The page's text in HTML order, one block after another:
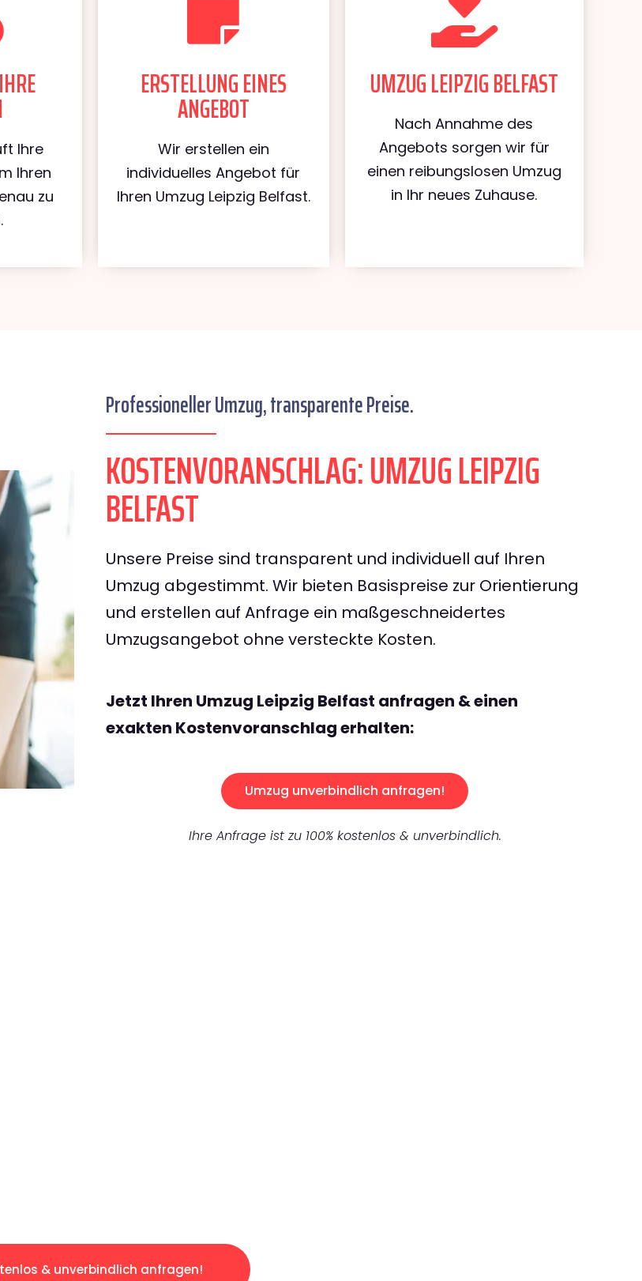
Ihre
Ihren
zu
ERSTELLUNG EINES
ANGEBOT
Wir erstellen ein
individuelles Angebot für
Ihren Umzug Leipzig Belfast.
UMZUG LEIPZIG BELFAST
Nach Annahme des
Angebots sorgen wir für
einen reibungslosen Umzug
in Ihr neues Zuhause.
Professioneller Umzug, transparente Preise.
KOSTENVORANSCHLAG: UMZUG LEIPZIG
BELFAST
Unsere Preise sind transparent und individuell auf Ihren
Umzug abgestimmt. Wir bieten Basispreise zur Orientierung
und erstellen auf Anfrage ein maßgeschneidertes
Umzugsangebot ohne versteckte Kosten.
Jetzt Ihren Umzug Leipzig Belfast anfragen & einen
exakten Kostenvoranschlag erhalten:
Umzug unverbindlich anfragen!
Ihre Anfrage ist zu 100% kostenlos & unverbindlich.
& unverbindlich anfragen!